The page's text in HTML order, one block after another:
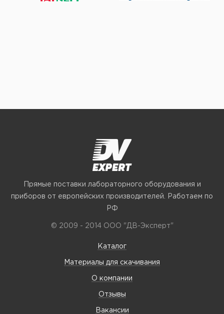
Прямые поставки лабораторного оборудования и
приборов от европейских производителей. Работаем по
РФ
© 2009 - 2014 ООО "ДВ-Эксперт"
Каталог
Материалы для скачивания
О компании
Отзывы
Вакансии